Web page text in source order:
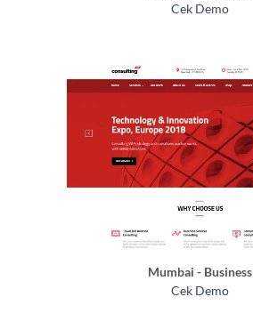
Cek Demo
Mumbai - Business
Cek Demo